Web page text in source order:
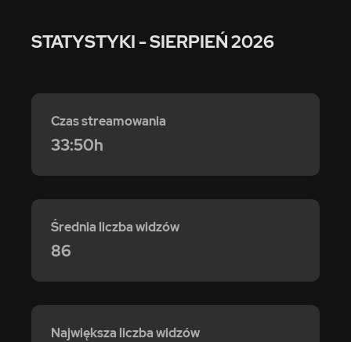
STATYSTYKI - SIERPIEŃ 2026
Czas streamowania
33:50h
Średnia liczba widzów
86
Największa liczba widzów